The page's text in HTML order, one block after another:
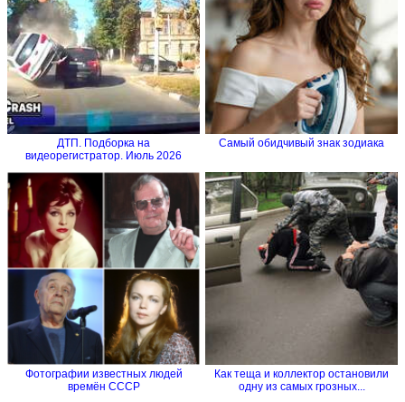
ДТП. Подборка на
видеорегистратор. Июль 2026
Самый обидчивый знак зодиака
Фотографии известных людей
времён СССР
Как теща и коллектор остановили
одну из самых грозных...